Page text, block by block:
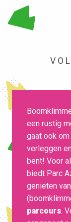
een rustig
gaat ook
verleggen
bent! Voor
biedt Parc
genieten
parcours.